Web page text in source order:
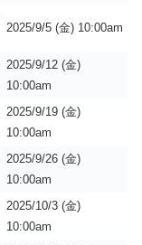
2025/9/5 (金) 10:00am
2025/9/12 (金)
10:00am
2025/9/19 (金)
10:00am
2025/9/26 (金)
10:00am
2025/10/3 (金)
10:00am